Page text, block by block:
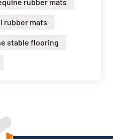
rubber mats
stable flooring